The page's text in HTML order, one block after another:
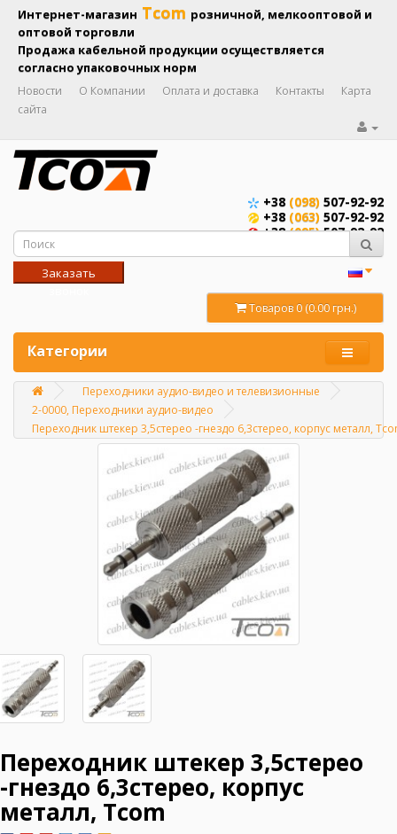
Интернет-магазин Tcom розничной, мелкооптовой и
оптовой торговли
Продажа кабельной продукции осуществляется
согласно упаковочных норм
Новости О Компании Оплата и доставка Контакты
Карта
сайта
+38 (098) 507-92-92
+38 (063) 507-92-92
+38(095)507-92-92
Заказать
Товаров 0 (0.00 грн.)
Категории
Главная
Переходники аудио-видео и телевизионные
2-0000, Переходники аудио-видео
Переходник штекер 3,5стерео -гнездо 6,3стерео, корпус металл,
Переходник штекер 3,5стерео
-гнездо 6,3стерео, корпус
металл, Tcom